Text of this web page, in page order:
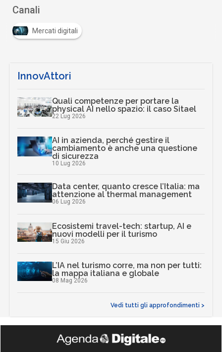
Canali
Mercati digitali
InnovAttori
Quali competenze per portare la
physical AI nello spazio: il caso Sitael
22 Lug 2026
AI in azienda, perché gestire il
cambiamento è anche una questione
di sicurezza
10 Lug 2026
Data center, quanto cresce l’Italia: ma
attenzione al thermal management
06 Lug 2026
Ecosistemi travel-tech: startup, AI e
nuovi modelli per il turismo
15 Giu 2026
L’IA nel turismo corre, ma non per tutti:
la mappa italiana e globale
08 Mag 2026
Vedi tutti gli approfondimenti >